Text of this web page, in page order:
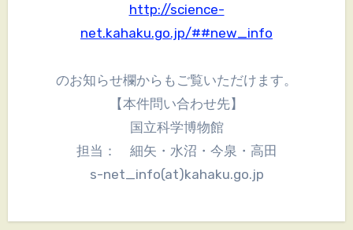
http://science-
net.kahaku.go.jp/##new_info
のお知らせ欄からもご覧いただけます。
【本件問い合わせ先】
国立科学博物館
担当： 細矢・水沼・今泉・高田
s-net_info(at)kahaku.go.jp